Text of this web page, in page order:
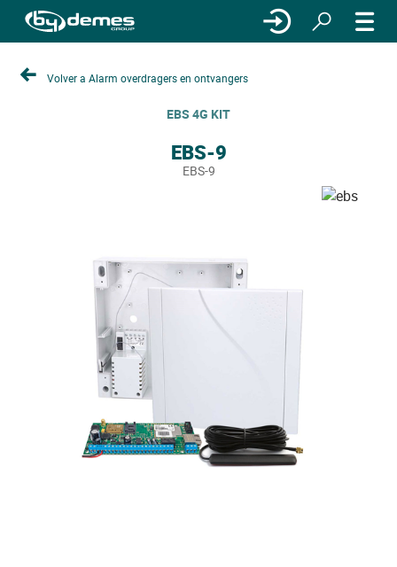
Volver a Alarm overdragers en ontvangers
EBS 4G KIT
EBS-9
EBS-9